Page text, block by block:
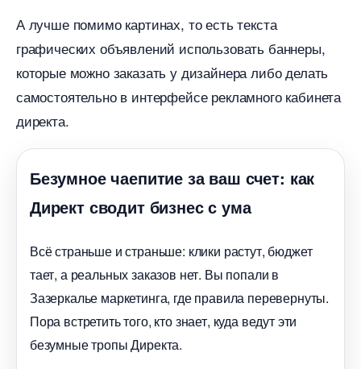
А лучше помимо картинах, то есть текста
рафических объявлений использовать баннеры,
которые можно заказать у дизайнера либо делать
самостоятельно в интерфейсе рекламного кабинета
директа.
Безумное чаепитие за ваш счет: как
Директ сводит бизнес с ума
сё страньше и страньше: клики растут, бюджет
тает, а реальных заказов нет. Вы попали
Зазеркалье маркетинга, где правила перевернуты.
Пора встретить того, кто знает, куда ведут эти
езумные тропы Директа.